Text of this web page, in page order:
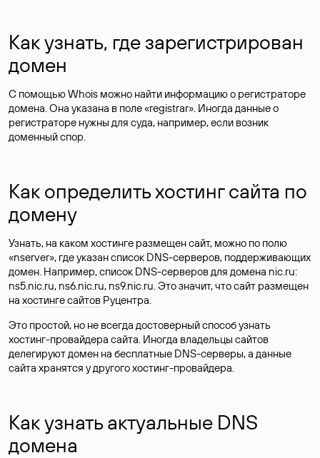
Как узнать, где зарегистрирован
домен
С помощью Whois можно найти информацию о регистраторе
домена. Она указана в поле «registrar». Иногда данные о
регистраторе нужны для суда, например, если возник
доменный спор.
Как определить хостинг сайта по
домену
Узнать, на каком хостинге размещен сайт, можно по полю
«nserver», где указан список DNS-серверов, поддерживающих
домен. Например, список DNS-серверов для домена nic.ru:
ns5.nic.ru, ns6.nic.ru, ns9.nic.ru. Это значит, что сайт размещен
на хостинге сайтов Руцентра.
Это простой, но не всегда достоверный способ узнать
хостинг-провайдера сайта. Иногда владельцы сайтов
делегируют домен на бесплатные DNS-серверы, а данные
сайта хранятся у другого хостинг-провайдера.
Как узнать актуальные DNS
домена